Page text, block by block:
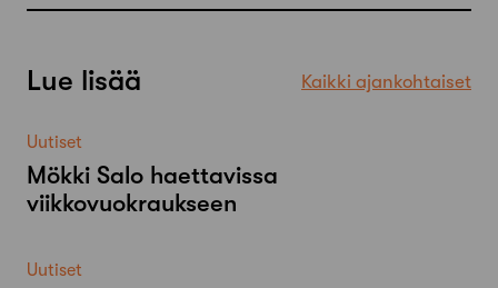
Lue lisää Kaikki ajankohtaiset
Uutiset
Mökki Salo haettavissa
viikkovuokraukseen
Uutiset